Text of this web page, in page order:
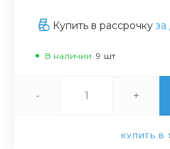
Купить в рассрочку за
В наличии 9 шт
- +
КУПИТЬ В